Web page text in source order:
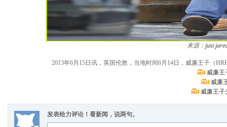
来源： just
2013年6月15日讯，英国伦敦，当地时间6月14日，威廉王子（
威廉王
威廉
威廉王子
发表给力评论！看新闻，说两句。